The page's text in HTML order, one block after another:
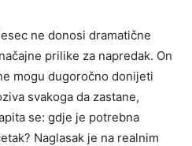
ne donosi dramatične
prilike za napredak. On
mogu dugoročno donijeti
svakoga da zastane,
se: gdje je potrebna
Naglasak je na realnim